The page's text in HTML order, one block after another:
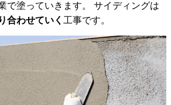
で塗っていきます。 サイディングは
合わせていく 工事です。